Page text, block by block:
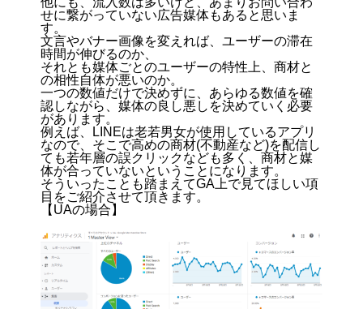
せに繋がっていない広告媒体もあると思いま
す。
文言やバナー画像を変えれば、ユーザーの滞在
時間が伸びるのか、
それとも媒体ごとのユーザーの特性上、商材と
の相性自体が悪いのか。
一つの数値だけで決めずに、あらゆる数値を確
認しながら、媒体の良し悪しを決めていく必要
があります。
例えば、LINEは老若男女が使用しているアプリ
なので、そこで高めの商材(不動産など)を配信し
ても若年層の誤クリックなども多く、商材と媒
体が合っていないということになります。
そういったことも踏まえてGA上で見てほしい項
目をご紹介させて頂きます。
【UAの場合】